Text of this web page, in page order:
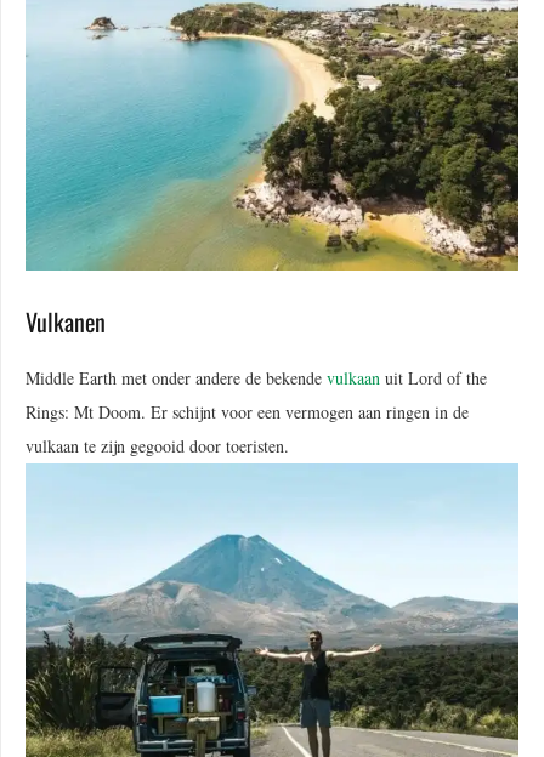
Vulkanen
Middle Earth met onder andere de bekende vulkaan uit Lord of the
Rings: Mt Doom. Er schijnt voor een vermogen aan ringen in de
vulkaan te zijn gegooid door toeristen.